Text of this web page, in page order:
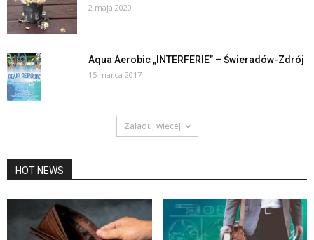
2 maja 2020
Aqua Aerobic „INTERFERIE” – Świeradów-Zdrój
15 marca 2017
Załaduj więcej
HOT NEWS